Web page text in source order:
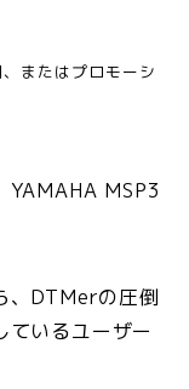
またはプロモーシ
YAMAHA MSP3
、DTMerの圧倒
ているユーザー